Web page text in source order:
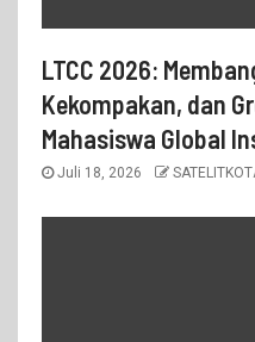
LTCC 2026:
Kekompakan, dan
Mahasiswa Global
Juli 18, 2026